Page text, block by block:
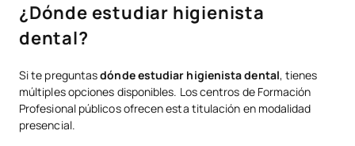
¿Dónde estudiar higienista
dental?
Si te preguntasdónde estudiar higienista dental, tienes
múltiples opciones disponibles. Los centros de Formación
Profesional públicos ofrecen esta titulación en modalidad
presencial.